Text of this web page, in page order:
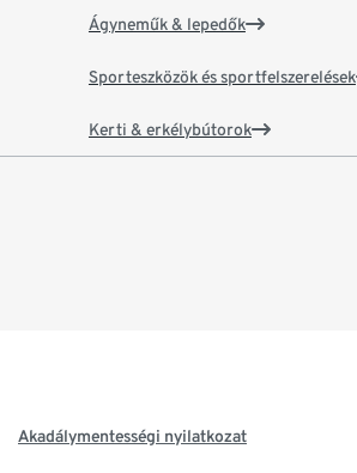
Ágyneműk & lepedők
Sporteszközök és sportfelszerelések
Kerti & erkélybútorok
Akadálymentességi nyilatkozat